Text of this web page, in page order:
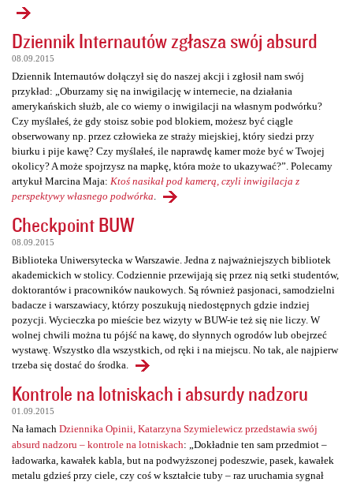
Dziennik Internautów zgłasza swój absurd
08.09.2015
Dziennik Internautów dołączył się do naszej akcji i zgłosił nam swój
przykład: „Oburzamy się na inwigilację w internecie, na działania
amerykańskich służb, ale co wiemy o inwigilacji na własnym podwórku?
Czy myślałeś, że gdy stoisz sobie pod blokiem, możesz być ciągle
obserwowany np. przez człowieka ze straży miejskiej, który siedzi przy
biurku i pije kawę? Czy myślałeś, ile naprawdę kamer może być w Twojej
okolicy? A może spojrzysz na mapkę, która może to ukazywać?”. Polecamy
artykuł Marcina Maja: Ktoś nasikał pod kamerą, czyli inwigilacja z
perspektywy własnego podwórka
Checkpoint BUW
08.09.2015
Biblioteka Uniwersytecka w Warszawie. Jedna z najważniejszych bibliotek
akademickich w stolicy. Codziennie przewijają się przez nią setki studentów,
doktorantów i pracowników naukowych. Są również pasjonaci, samodzielni
badacze i warszawiacy, którzy poszukują niedostępnych gdzie indziej
pozycji. Wycieczka po mieście bez wizyty w BUW-ie też się nie liczy. W
wolnej chwili można tu pójść na kawę, do słynnych ogrodów lub obejrzeć
wystawę. Wszystko dla wszystkich, od ręki i na miejscu. No tak, ale najpierw
trzeba się dostać do środka.
Kontrole na lotniskach i absurdy nadzoru
01.09.2015
Na łamach Dziennika Opinii, Katarzyna Szymielewicz przedstawia swój
absurd nadzoru – kontrole na lotniskach: „Dokładnie ten sam przedmiot –
ładowarka, kawałek kabla, but na podwyższonej podeszwie, pasek, kawałek
metalu gdzieś przy ciele, czy coś w kształcie tuby – raz uruchamia sygnał